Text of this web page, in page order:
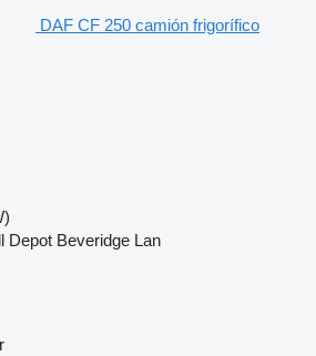
DAF CF 250 camión frigorífico
Depot Beveridge Lan